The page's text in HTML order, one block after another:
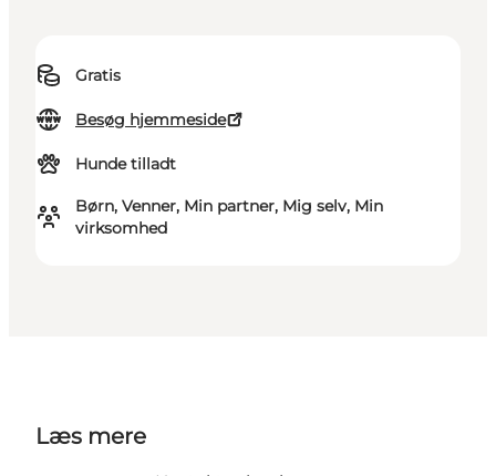
Gratis
Besøg hjemmeside
Hunde tilladt
Børn, Venner, Min partner, Mig selv, Min
virksomhed
Læs mere